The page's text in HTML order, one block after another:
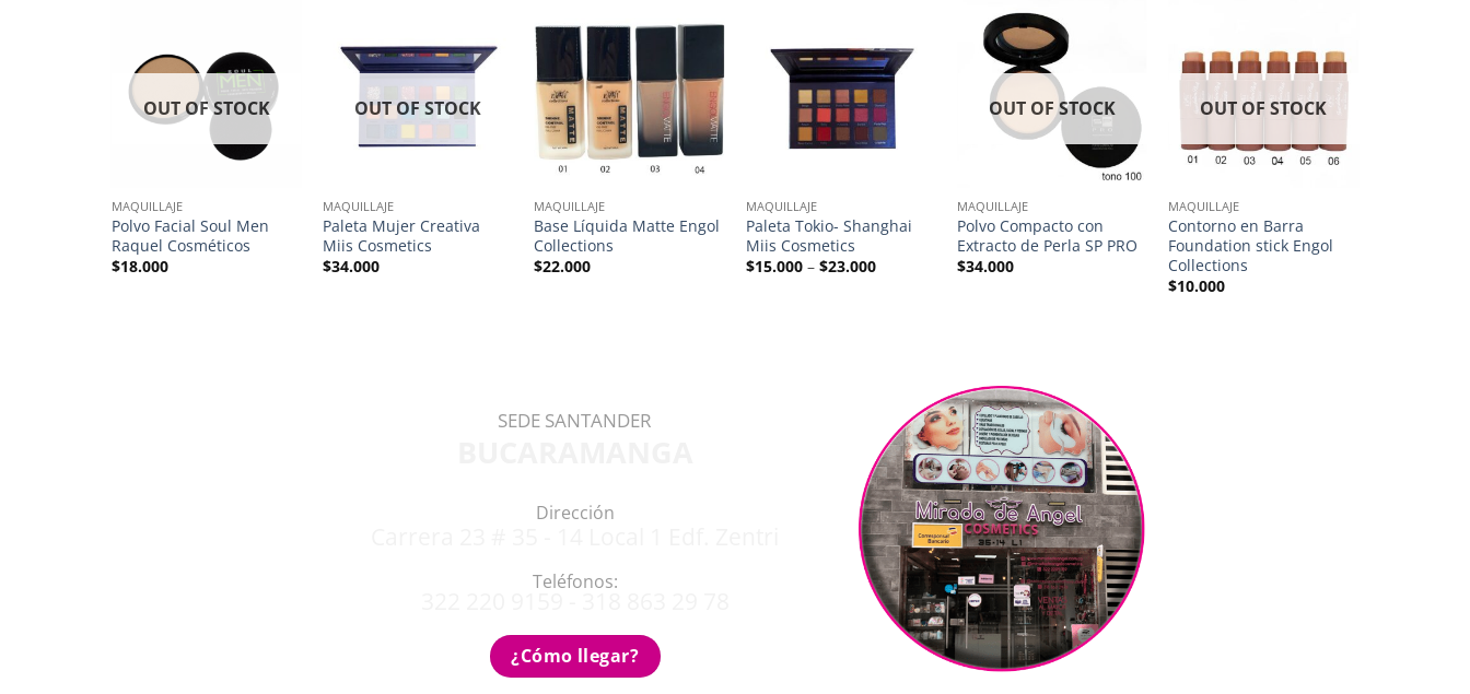
OUT OF STOCK
MAQUILLAJE
Polvo Facial Soul Men
Raquel Cosméticos
$18.000
OUT OF STOCK
MAQUILLAJE
Paleta Mujer Creativa
Miis Cosmetics
$34.000
MAQUILLAJE
Base Líquida Matte Engol
Collections
$22.000
MAQUILLAJE
Paleta Tokio- Shanghai
Miis Cosmetics
$15.000– $23.000
OUT OF STOCK
MAQUILLAJE
Polvo Compacto con
Extracto de Perla SP PRO
$34.000
OUT OF STOCK
MAQUILLAJE
Contorno en Barra
Foundation stick Engol
Collections
$10.000
SEDE SANTANDER
Dirección
Teléfonos:
¿Cómo llegar?